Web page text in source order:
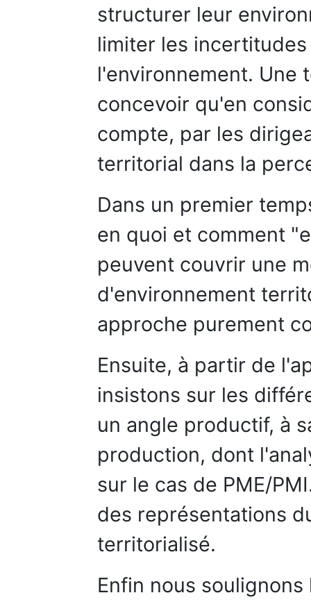
structurer leur
limiter les
l'environnement. Une
concevoir qu'en
compte, par les
territorial dans la
Dans un premier
en quoi et comment
peuvent couvrir une
d'environnement
approche purement
Ensuite, à partir de
insistons sur les
un angle productif, à
production, dont
sur le cas de PME/
des représentations
territorialisé.
Enfin nous